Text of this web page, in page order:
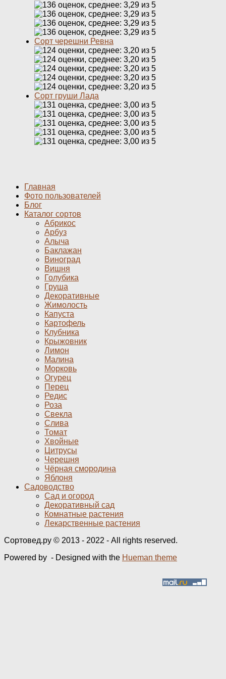
Сорт черешни Ревна
Сорт груши Лада
Главная
Фото пользователей
Блог
Каталог сортов
Абрикос
Арбуз
Алыча
Баклажан
Виноград
Вишня
Голубика
Груша
Декоративные
Жимолость
Капуста
Картофель
Клубника
Крыжовник
Лимон
Малина
Морковь
Огурец
Перец
Редис
Роза
Свекла
Слива
Томат
Хвойные
Цитрусы
Черешня
Чёрная смородина
Яблоня
Садоводство
Сад и огород
Декоративный сад
Комнатные растения
Лекарственные растения
Сортовед.ру © 2013 - 2022 - All rights reserved.
Powered by - Designed with the Hueman theme